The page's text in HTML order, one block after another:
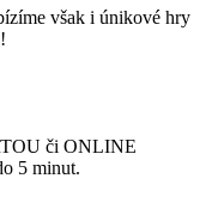
však i únikové hry
či ONLINE
5 minut.